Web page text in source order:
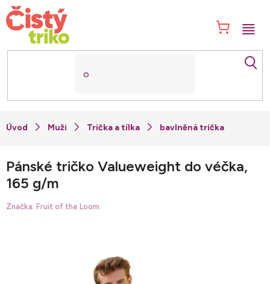
Přejít
na
obsah
Muži Trička a tílka bavlněná trička
Pánské tričko Valueweight do véčka,
165 g/m
Značka: Fruit of the Loom